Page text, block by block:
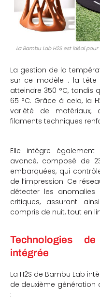
La Bambu Lab H2S est idéal
La gestion de la
sur ce modèle : la tête
atteindre 350 °C, tandis
65 °C. Grâce à cela, la
variété de matériaux,
filaments techniques
Elle intègre
avancé, composé de
embarquées, qui
de l’impression. Ce
détecter les anomalies
critiques, assurant
compris de nuit, tout en
Technologies
intégrée
La H2S de Bambu Lab
de deuxième génération
: